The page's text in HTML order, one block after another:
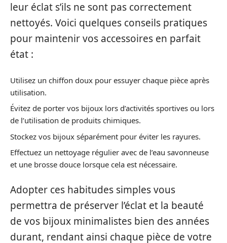
leur éclat s’ils ne sont pas correctement
nettoyés. Voici quelques conseils pratiques
pour maintenir vos accessoires en parfait
état :
Utilisez un chiffon doux pour essuyer chaque pièce après
utilisation.
Évitez de porter vos bijoux lors d’activités sportives ou lors
de l’utilisation de produits chimiques.
Stockez vos bijoux séparément pour éviter les rayures.
Effectuez un nettoyage régulier avec de l’eau savonneuse
et une brosse douce lorsque cela est nécessaire.
Adopter ces habitudes simples vous
permettra de préserver l’éclat et la beauté
de vos bijoux minimalistes bien des années
durant, rendant ainsi chaque pièce de votre